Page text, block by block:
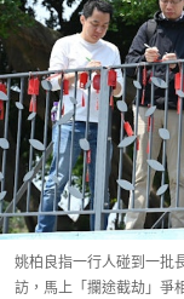
姚柏良指一行人碰到一批
訪，馬上「攔途截劫」爭